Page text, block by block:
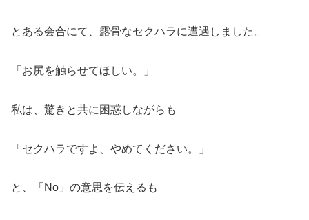
とある会合にて、露骨なセクハラに遭遇しました。
「お尻を触らせてほしい。」
私は、驚きと共に困惑しながらも
「セクハラですよ、やめてください。」
と、「No」の意思を伝えるも